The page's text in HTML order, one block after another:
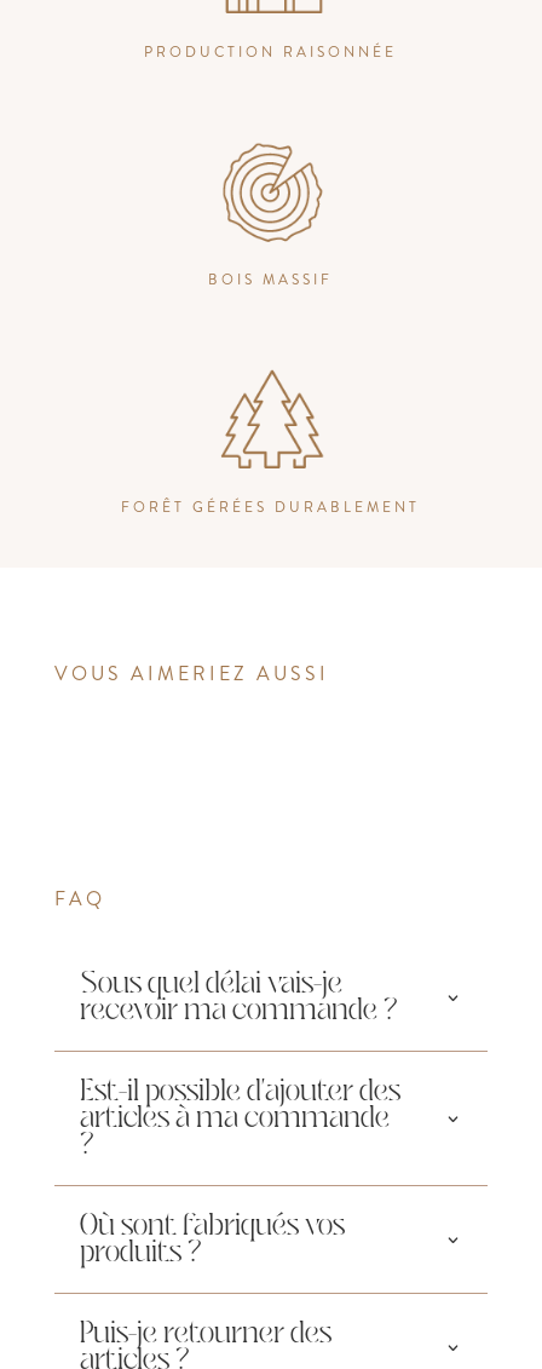
PRODUCTION RAISONNÉE
BOIS MASSIF
FORÊT GÉRÉES DURABLEMENT
VOUS AIMERIEZ AUSSI
FAQ
Sous quel délai vais-je
recevoir ma commande ?
Est-il possible d'ajouter des
articles à ma commande
?
Où sont fabriqués vos
produits ?
Puis-je retourner des
articles ?